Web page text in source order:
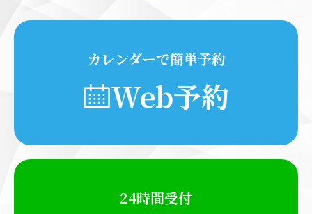
カレンダーで簡単予約
Web予約
24時間受付